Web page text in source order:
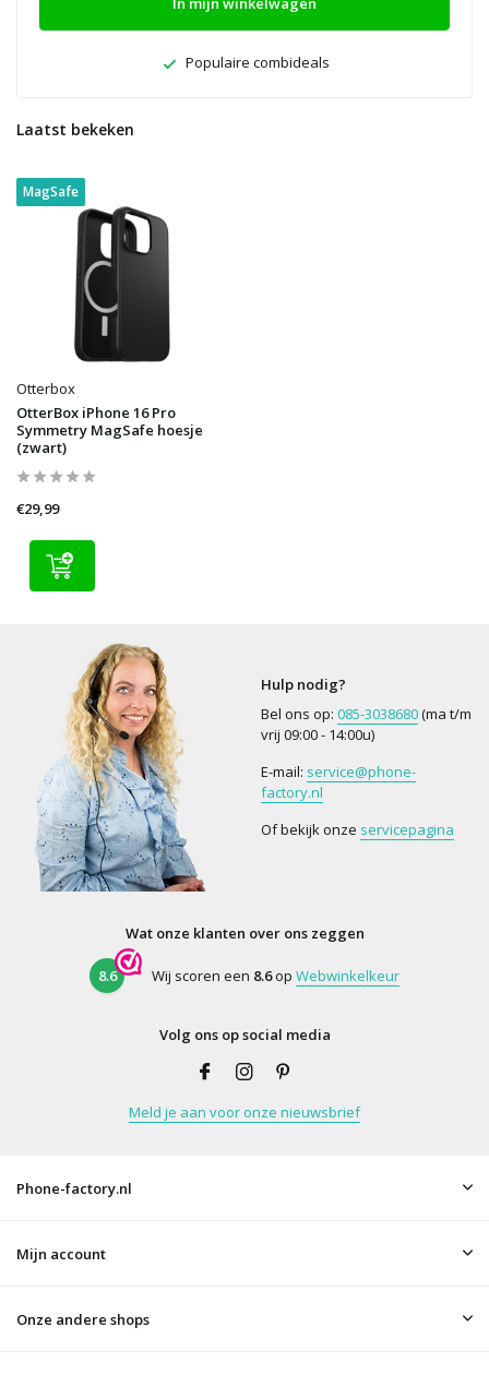
Populaire combideals
Laatst bekeken
MagSafe
Otterbox
OtterBox iPhone 16 Pro
Symmetry MagSafe hoesje
(zwart)
€29,99
Hulp nodig?
Bel ons op: 085-3038680(ma t/m
vrij 09:00 - 14:00u)
E-mail: service@phone-
factory.nl
Of bekijk onze servicepagina
Wat onze klanten over ons zeggen
8.6 Wij scoren een 8.6op Webwinkelkeur
Volg ons op social media
Meld je aan voor onze nieuwsbrief
Phone-factory.nl
Mijn account
Onze andere shops